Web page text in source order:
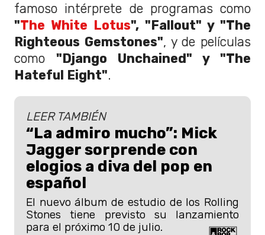
famoso intérprete de programas como
"The White Lotus", "Fallout" y "The
Righteous Gemstones", y de películas
como "Django Unchained" y "The
Hateful Eight".
LEER TAMBIÉN
“La admiro mucho”: Mick
Jagger sorprende con
elogios a diva del pop en
español
El nuevo álbum de estudio de los Rolling
Stones tiene previsto su lanzamiento
para el próximo 10 de julio.